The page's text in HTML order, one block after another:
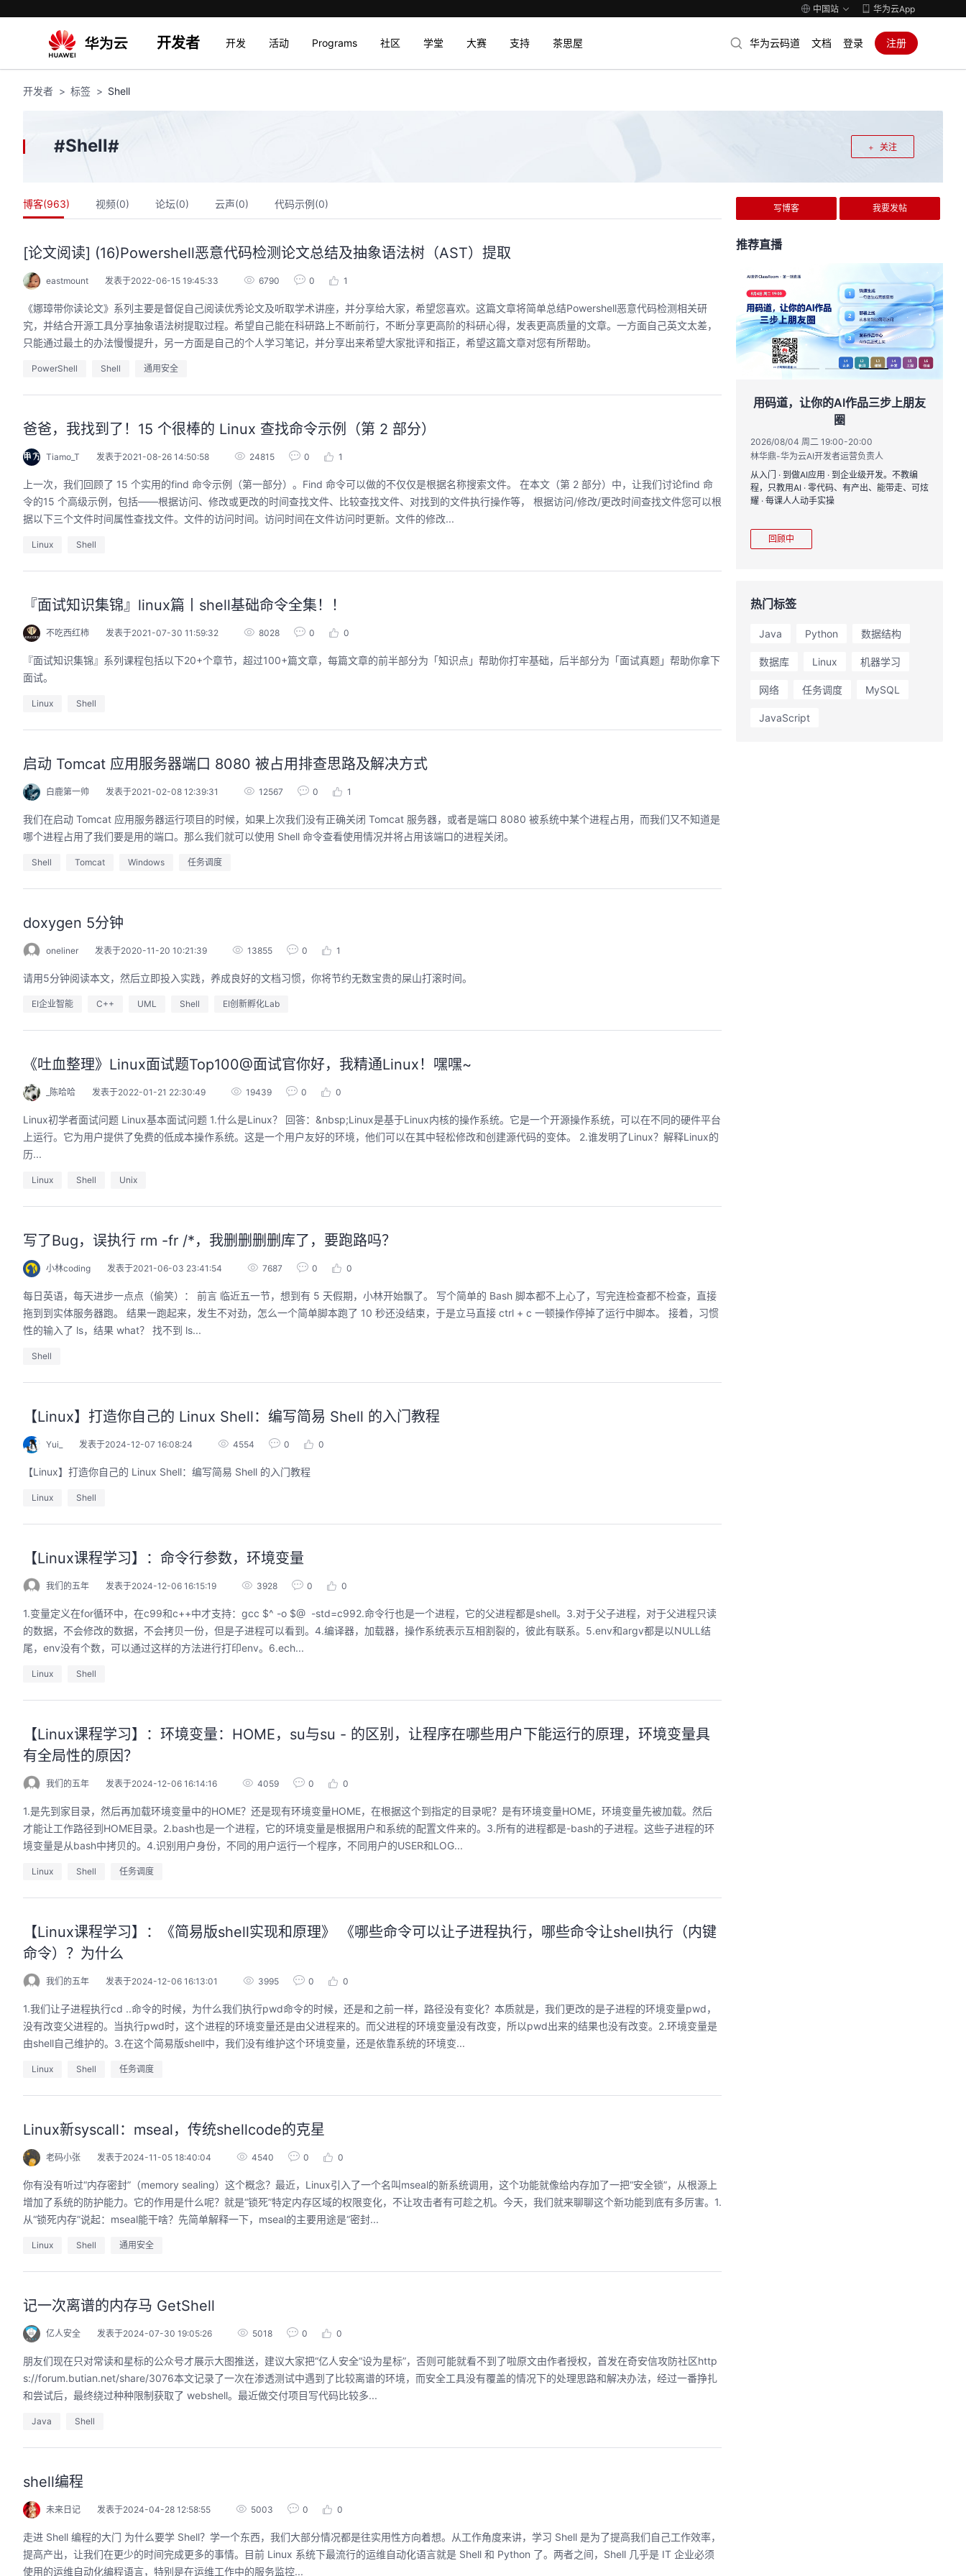
中国站 华为云App
开发者 开发 活动 Programs 社区 学堂 大赛 支持 茶思屋 华为云码道 文档 登录 注册
开发者 标签 Shell
关注
#Shell#
博客(963) 视频(0) 论坛(0) 云声(0) 代码示例(0)
[论文阅读] (16)Powershell恶意代码检测论文总结及抽象语法树（AST）提取
eastmount 发表于2022-06-15 19:45:33 6790 0 1
《娜璋带你读论文》系列主要是督促自己阅读优秀论文及听取学术讲座，并分享给大家，希望您喜欢。这篇文章将简单总结Powershell恶意代码检测相关研
究，并结合开源工具分享抽象语法树提取过程。希望自己能在科研路上不断前行，不断分享更高阶的科研心得，发表更高质量的文章。一方面自己英文太差，
只能通过最土的办法慢慢提升，另一方面是自己的个人学习笔记，并分享出来希望大家批评和指正，希望这篇文章对您有所帮助。
PowerShell Shell 通用安全
爸爸，我找到了！15 个很棒的 Linux 查找命令示例（第 2 部分）
Tiamo_T 发表于2021-08-26 14:50:58 24815 0 1
上一次，我们回顾了 15 个实用的find 命令示例（第一部分）。Find 命令可以做的不仅仅是根据名称搜索文件。 在本文（第 2 部分）中，让我们讨论find 命
令的15 个高级示例，包括——根据访问、修改或更改的时间查找文件、比较查找文件、对找到的文件执行操作等， 根据访问/修改/更改时间查找文件您可以根
据以下三个文件时间属性查找文件。文件的访问时间。访问时间在文件访问时更新。文件的修改...
Linux Shell
『面试知识集锦』linux篇丨shell基础命令全集！！
不吃西红柿 发表于2021-07-30 11:59:32 8028 0 0
『面试知识集锦』系列课程包括以下20+个章节，超过100+篇文章，每篇文章的前半部分为「知识点」帮助你打牢基础，后半部分为「面试真题」帮助你拿下
面试。
Linux Shell
启动 Tomcat 应用服务器端口 8080 被占用排查思路及解决方式
白鹿第一帅 发表于2021-02-08 12:39:31 12567 0 1
我们在启动 Tomcat 应用服务器运行项目的时候，如果上次我们没有正确关闭 Tomcat 服务器，或者是端口 8080 被系统中某个进程占用，而我们又不知道是
哪个进程占用了我们要是用的端口。那么我们就可以使用 Shell 命令查看使用情况并将占用该端口的进程关闭。
Shell Tomcat Windows 任务调度
doxygen 5分钟
oneliner 发表于2020-11-20 10:21:39 13855 0 1
请用5分钟阅读本文，然后立即投入实践，养成良好的文档习惯，你将节约无数宝贵的屎山打滚时间。
EI企业智能 C++ UML Shell EI创新孵化Lab
《吐血整理》Linux面试题Top100@面试官你好，我精通Linux！嘿嘿~
_陈哈哈 发表于2022-01-21 22:30:49 19439 0 0
Linux初学者面试问题 Linux基本面试问题 1.什么是Linux？ 回答：&nbsp;Linux是基于Linux内核的操作系统。它是一个开源操作系统，可以在不同的硬件平台
上运行。它为用户提供了免费的低成本操作系统。这是一个用户友好的环境，他们可以在其中轻松修改和创建源代码的变体。 2.谁发明了Linux？解释Linux的
历...
Linux Shell Unix
写了Bug，误执行 rm -fr /*，我删删删删库了，要跑路吗？
小林coding 发表于2021-06-03 23:41:54 7687 0 0
每日英语，每天进步一点点（偷笑）： 前言 临近五一节，想到有 5 天假期，小林开始飘了。 写个简单的 Bash 脚本都不上心了，写完连检查都不检查，直接
拖到到实体服务器跑。 结果一跑起来，发生不对劲，怎么一个简单脚本跑了 10 秒还没结束，于是立马直接 ctrl + c 一顿操作停掉了运行中脚本。 接着，习惯
性的输入了 ls，结果 what？ 找不到 ls...
Shell
【Linux】打造你自己的 Linux Shell：编写简易 Shell 的入门教程
Yui_ 发表于2024-12-07 16:08:24 4554 0 0
【Linux】打造你自己的 Linux Shell：编写简易 Shell 的入门教程
Linux Shell
【Linux课程学习】：命令行参数，环境变量
我们的五年 发表于2024-12-06 16:15:19 3928 0 0
1.变量定义在for循环中，在c99和c++中才支持：gcc $^ -o $@ -std=c992.命令行也是一个进程，它的父进程都是shell。3.对于父子进程，对于父进程只读
的数据，不会修改的数据，不会拷贝一份，但是子进程可以看到。4.编译器，加载器，操作系统表示互相割裂的，彼此有联系。5.env和argv都是以NULL结
尾，env没有个数，可以通过这样的方法进行打印env。6.ech...
Linux Shell
【Linux课程学习】：环境变量：HOME，su与su - 的区别，让程序在哪些用户下能运行的原理，环境变量具
有全局性的原因？
我们的五年 发表于2024-12-06 16:14:16 4059 0 0
1.是先到家目录，然后再加载环境变量中的HOME？还是现有环境变量HOME，在根据这个到指定的目录呢？是有环境变量HOME，环境变量先被加载。然后
才能让工作路径到HOME目录。2.bash也是一个进程，它的环境变量是根据用户和系统的配置文件来的。3.所有的进程都是-bash的子进程。这些子进程的环
境变量是从bash中拷贝的。4.识别用户身份，不同的用户运行一个程序，不同用户的USER和LOG...
Linux Shell 任务调度
【Linux课程学习】：《简易版shell实现和原理》 《哪些命令可以让子进程执行，哪些命令让shell执行（内键
命令）？为什么
我们的五年 发表于2024-12-06 16:13:01 3995 0 0
1.我们让子进程执行cd ..命令的时候，为什么我们执行pwd命令的时候，还是和之前一样，路径没有变化？本质就是，我们更改的是子进程的环境变量pwd，
没有改变父进程的。当执行pwd时，这个进程的环境变量还是由父进程来的。而父进程的环境变量没有改变，所以pwd出来的结果也没有改变。2.环境变量是
由shell自己维护的。3.在这个简易版shell中，我们没有维护这个环境变量，还是依靠系统的环境变...
Linux Shell 任务调度
Linux新syscall：mseal，传统shellcode的克星
老码小张 发表于2024-11-05 18:40:04 4540 0 0
你有没有听过“内存密封”（memory sealing）这个概念？最近，Linux引入了一个名叫mseal的新系统调用，这个功能就像给内存加了一把“安全锁”，从根源上
增加了系统的防护能力。它的作用是什么呢？就是“锁死”特定内存区域的权限变化，不让攻击者有可趁之机。今天，我们就来聊聊这个新功能到底有多厉害。1.
从“锁死内存”说起：mseal能干啥？先简单解释一下，mseal的主要用途是“密封...
Linux Shell 通用安全
记一次离谱的内存马 GetShell
亿人安全 发表于2024-07-30 19:05:26 5018 0 0
朋友们现在只对常读和星标的公众号才展示大图推送，建议大家把“亿人安全“设为星标”，否则可能就看不到了啦原文由作者授权，首发在奇安信攻防社区http
s://forum.butian.net/share/3076本文记录了一次在渗透测试中遇到了比较离谱的环境，而安全工具没有覆盖的情况下的处理思路和解决办法，经过一番挣扎
和尝试后，最终绕过种种限制获取了 webshell。最近做交付项目写代码比较多...
Java Shell
shell编程
未来日记 发表于2024-04-28 12:58:55 5003 0 0
走进 Shell 编程的大门 为什么要学 Shell？学一个东西，我们大部分情况都是往实用性方向着想。从工作角度来讲，学习 Shell 是为了提高我们自己工作效率，
提高产出，让我们在更少的时间完成更多的事情。目前 Linux 系统下最流行的运维自动化语言就是 Shell 和 Python 了。两者之间，Shell 几乎是 IT 企业必须
使用的运维自动化编程语言，特别是在运维工作中的服务监控...
写博客 我要发帖
推荐直播
圈
林华鼎-华为云AI开发者运营负责人
程，只教用AI · 零代码、有产出、能带走、可炫
耀 · 每课人人动手实操
智能开发全链路实战
kill市场安装专家技能，带你零距离体验从需
求，开发，审查，重构全链路闭环的开发过
程。从零构建并交付一个完整项目，让您体验
从代码提交到服务上线的“极速”之旅。
本体R2C小时级接入、环境重建与轨迹生成仿
真数据生产、PB级数据管理、数据评测、模型
训推、强化学习和Benchmark一键评测等功
用码道，让你的AI作品三步上朋友
圈
2026/08/04 周二 19:00-20:00
林华鼎-华为云AI开发者运营负责人
从入门 · 到做AI应用 · 到企业级开发。不教编
程，只教用AI · 零代码、有产出、能带走、可炫
耀 · 每课人人动手实操
回顾中
热门标签
Java Python 数据结构
数据库 Linux 机器学习
网络 任务调度 MySQL
JavaScript